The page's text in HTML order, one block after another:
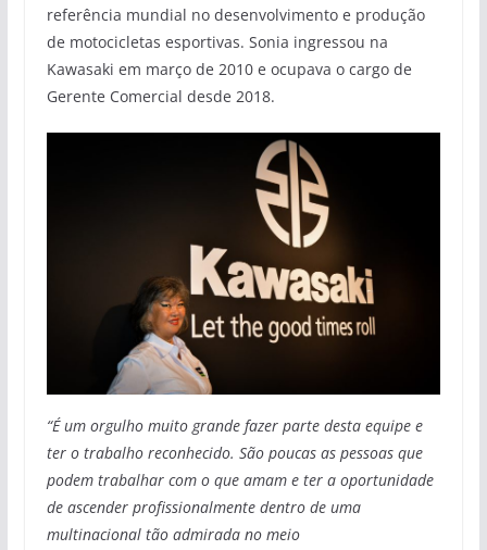
referência mundial no desenvolvimento e produção
de motocicletas esportivas. Sonia ingressou na
Kawasaki em março de 2010 e ocupava o cargo de
Gerente Comercial desde 2018.
“É um orgulho muito grande fazer parte desta equipe e
ter o trabalho reconhecido. São poucas as pessoas que
podem trabalhar com o que amam e ter a oportunidade
de ascender profissionalmente dentro de uma
multinacional tão admirada no meio